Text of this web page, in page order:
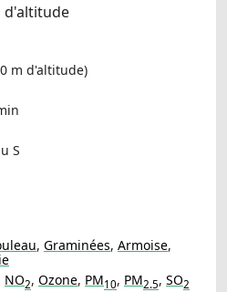
d'altitude
m d'altitude)
S
, Graminées, Armoise,
NO2, Ozone, PM10, PM2.5, SO2